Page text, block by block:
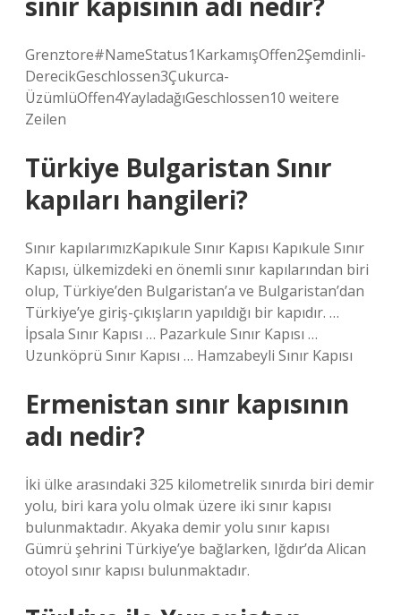
Grenztore#NameStatus1KarkamışOffen2Şemdinli-
DerecikGeschlossen3Çukurca-
ÜzümlüOffen4YayladağıGeschlossen10 weitere
Zeilen
Türkiye Bulgaristan Sınır
kapıları hangileri?
Sınır kapılarımızKapıkule Sınır Kapısı Kapıkule Sınır
Kapısı, ülkemizdeki en önemli sınır kapılarından biri
olup, Türkiye’den Bulgaristan’a ve Bulgaristan’dan
Türkiye’ye giriş-çıkışların yapıldığı bir kapıdır. …
İpsala Sınır Kapısı … Pazarkule Sınır Kapısı …
Uzunköprü Sınır Kapısı … Hamzabeyli Sınır Kapısı
Ermenistan sınır kapısının
adı nedir?
İki ülke arasındaki 325 kilometrelik sınırda biri demir
yolu, biri kara yolu olmak üzere iki sınır kapısı
bulunmaktadır. Akyaka demir yolu sınır kapısı
Gümrü şehrini Türkiye’ye bağlarken, Iğdır’da Alican
otoyol sınır kapısı bulunmaktadır.